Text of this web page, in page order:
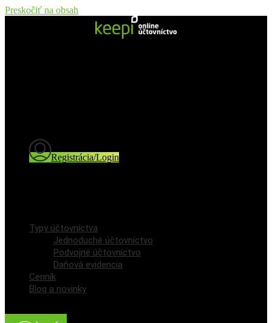
Preskočiť na obsah
Registrácia/Login
Typy účtovníctva
Jednoduché účtovníctvo
Podvojné účtovníctvo
Daňová evidencia
Cenník
Blog a novinky